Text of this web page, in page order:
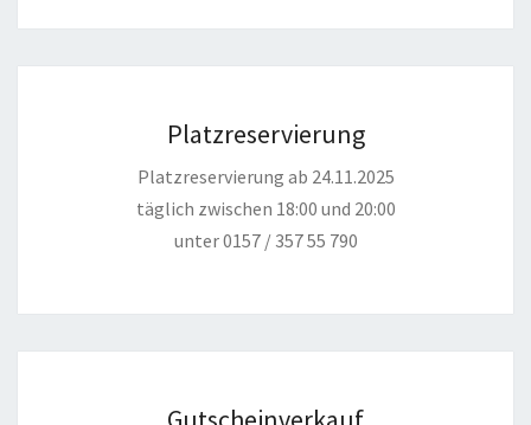
Platzreservierung
Platzreservierung ab 24.11.2025
täglich zwischen 18:00 und 20:00
unter 0157 / 357 55 790